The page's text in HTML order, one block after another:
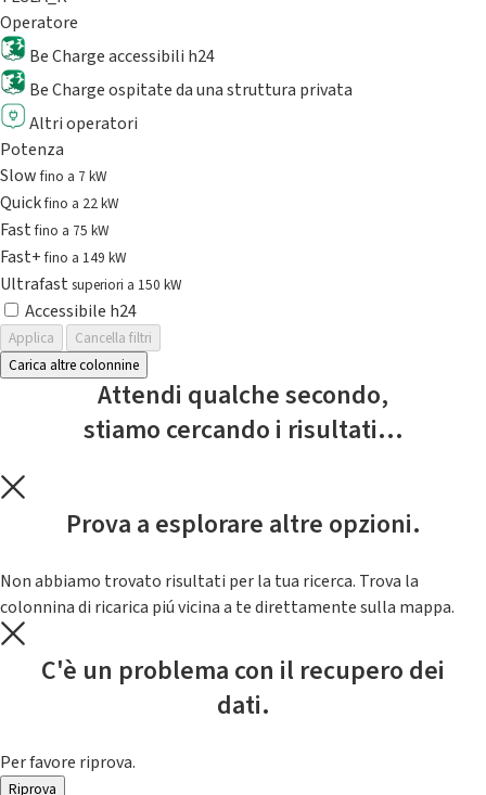
Operatore
Be Charge accessibili h24
Be Charge ospitate da una struttura privata
Altri operatori
Potenza
Slowfino a 7 kW
Quickfino a 22 kW
Fastfino a 75 kW
Fast+fino a 149 kW
Ultrafast superiori a 150 kW
Accessibile h24
Applica
Cancella filtri
Carica altre colonnine
Attendi qualche secondo,
stiamo cercando i risultati...
Prova a esplorare altre opzioni.
Non abbiamo trovato risultati per la tua ricerca. Trova la
colonnina di ricarica piú vicina a te direttamente sulla mappa.
C'è un problema con il recupero dei
dati.
Per favore riprova.
Riprova